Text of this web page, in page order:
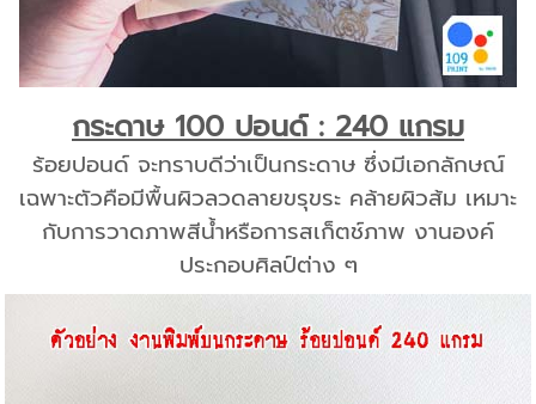
กระดาษ 100 ปอนด์ : 240 แกรม
ร้อยปอนด์ จะทราบดีว่าเป็นกระดาษ ซึ่งมีเอกลักษณ์
เฉพาะตัวคือมีพื้นผิวลวดลายขรุขระ คล้ายผิวส้ม เหมาะ
กับการวาดภาพสีน้ำหรือการสเก็ตช์ภาพ งานองค์
ประกอบศิลป์ต่าง ๆ